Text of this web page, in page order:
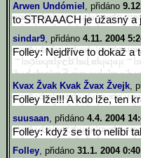
Arwen Undómiel , přidáno
to STRAAACH je úžasný a
sindar9, přidáno 4.11. 2004
Folley: Nejdříve to dokaž a
Kvax Žvak Kvak Žvax Žvejk,
Folley lže!!! A kdo lže, ten
suusaan, přidáno 4.4. 2004
Folley: když se ti to nelíbí
Folley, přidáno 31.1. 2004